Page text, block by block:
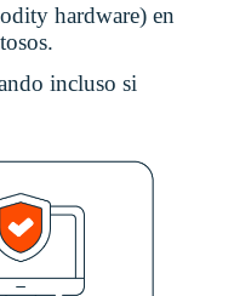
hardware) en
incluso si